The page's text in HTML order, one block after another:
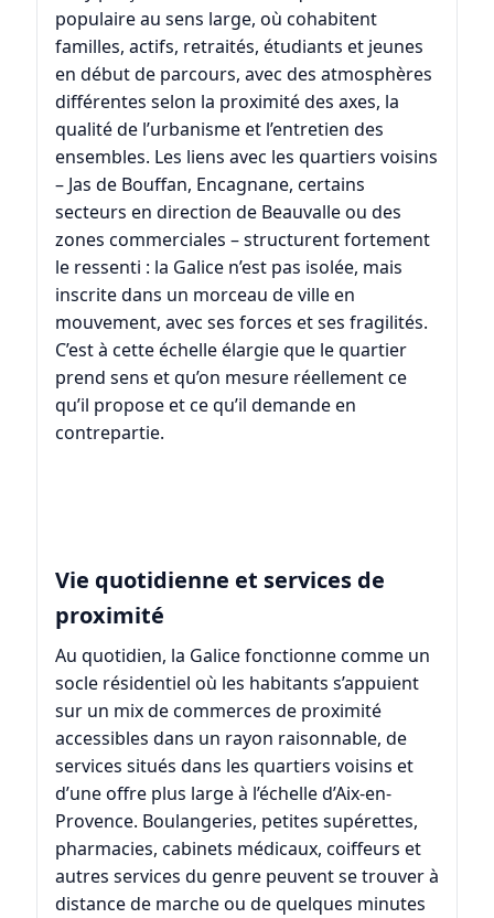
populaire au sens large, où cohabitent
familles, actifs, retraités, étudiants et jeunes
en début de parcours, avec des atmosphères
différentes selon la proximité des axes, la
qualité de l’urbanisme et l’entretien des
ensembles. Les liens avec les quartiers voisins
– Jas de Bouffan, Encagnane, certains
secteurs en direction de Beauvalleou des
zones commerciales – structurent fortement
le ressenti : la Galice n’est pas isolée, mais
inscrite dans un morceau de ville en
mouvement, avec ses forces et ses fragilités.
C’est à cette échelle élargie que le quartier
prend sens et qu’on mesure réellement ce
qu’il propose et ce qu’il demande en
contrepartie.
Vie quotidienne et services de
proximité
Au quotidien, la Galice fonctionne comme un
socle résidentiel où les habitants s’appuient
sur un mix de commerces de proximité
accessibles dans un rayon raisonnable, de
services situés dans les quartiers voisins et
d’une offre plus large à l’échelle d’Aix-en-
Provence. Boulangeries, petites supérettes,
pharmacies, cabinets médicaux, coiffeurs et
autres services du genre peuvent se trouver à
distance de marche ou de quelques minutes